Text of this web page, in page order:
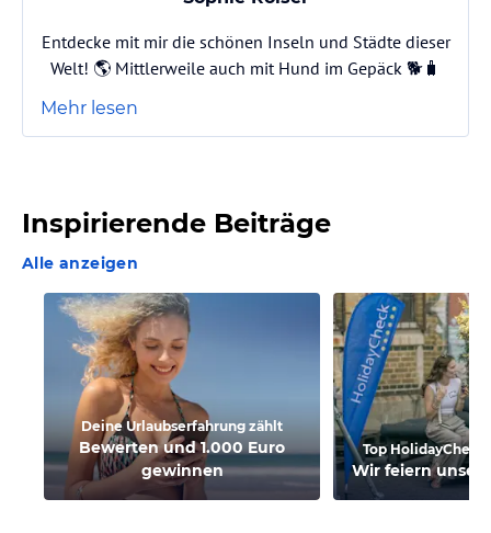
Entdecke mit mir die schönen Inseln und Städte dieser
Welt! 🌎 Mittlerweile auch mit Hund im Gepäck 🐕🧳
Mehr lesen
Inspirierende Beiträge
Alle anzeigen
Deine Urlaubserfahrung zählt
Bewerten und 1.000 Euro
gewinnen
Top
Wir feiern